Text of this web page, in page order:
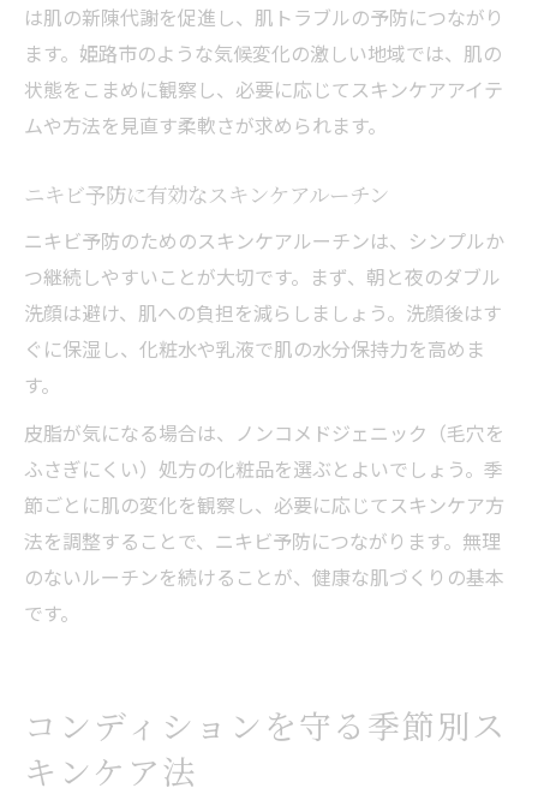
は肌の新陳代謝を促進し、肌トラブルの予防につながり
ます。姫路市のような気候変化の激しい地域では、肌の
状態をこまめに観察し、必要に応じてスキンケアアイテ
ムや方法を見直す柔軟さが求められます。
ニキビ予防に有効なスキンケアルーチン
ニキビ予防のためのスキンケアルーチンは、シンプルか
つ継続しやすいことが大切です。まず、朝と夜のダブル
洗顔は避け、肌への負担を減らしましょう。洗顔後はす
ぐに保湿し、化粧水や乳液で肌の水分保持力を高めま
す。
皮脂が気になる場合は、ノンコメドジェニック（毛穴を
ふさぎにくい）処方の化粧品を選ぶとよいでしょう。季
節ごとに肌の変化を観察し、必要に応じてスキンケア方
法を調整することで、ニキビ予防につながります。無理
のないルーチンを続けることが、健康な肌づくりの基本
です。
コンディションを守る季節別ス
キンケア法